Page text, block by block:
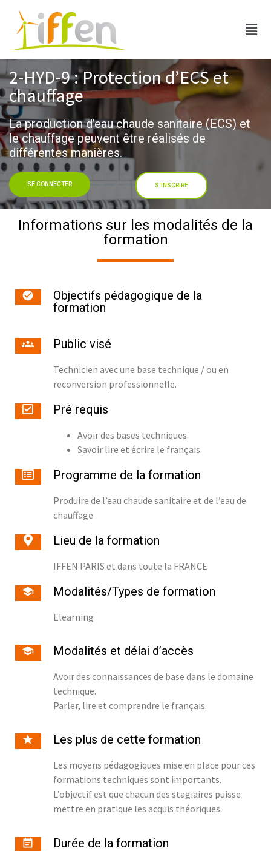
2-HYD-9 : Protection d’ECS et
chauffage
La production d’eau chaude sanitaire (ECS) et
le chauffage peuvent être réalisés de
différentes manières.
SE CONNECTER S'INSCRIRE
Informations sur les modalités de la
formation
Objectifs pédagogique de la
formation
Public visé
Technicien avec une base technique / ou en
reconversion professionnelle.
Pré requis
Avoir des bases techniques.
Savoir lire et écrire le français.
Programme de la formation
Produire de l’eau chaude sanitaire et de l’eau de
chauffage
Lieu de la formation
IFFEN PARIS et dans toute la FRANCE
Modalités/Types de formation
Elearning
Modalités et délai d’accès
Avoir des connaissances de base dans le domaine
technique.
Parler, lire et comprendre le français.
Les plus de cette formation
Les moyens pédagogiques mise en place pour ces
formations techniques sont importants.
L’objectif est que chacun des stagiaires puisse
mettre en pratique les acquis théoriques.
Durée de la formation